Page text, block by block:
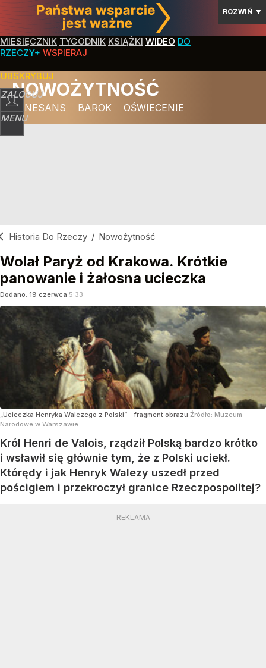
ROZWIŃ ▼
MIESIĘCZNIK TYGODNIK KSIĄŻKI WIDEO DO
RZECZY+ WSPIERAJ
ZALOGUJ
MENU
NOWOŻYTNOŚĆ
RENESANS BAROK OŚWIECENIE
Historia Do Rzeczy / Nowożytność
Wolał Paryż od Krakowa. Krótkie
panowanie i żałosna ucieczka
Dodano: 19 czerwca 5:33
„Ucieczka Henryka Walezego z Polski” - fragment obrazu Źródło: Muzeum
Narodowe w Warszawie
Król Henri de Valois, rządził Polską bardzo krótko
i wsławił się głównie tym, że z Polski uciekł.
Którędy i jak Henryk Walezy uszedł przed
pościgiem i przekroczył granice Rzeczpospolitej?